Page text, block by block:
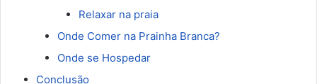
Relaxar na praia
Onde Comer na Prainha Branca?
Onde se Hospedar
Conclusão